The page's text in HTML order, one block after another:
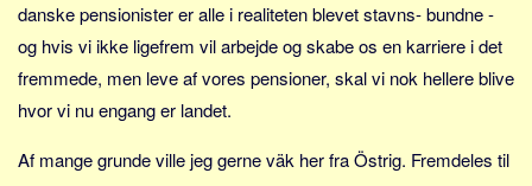
Grækenland
USA
Alle
danske pensionister er alle i realiteten blevet stavns- bundne -
og hvis vi ikke ligefrem vil arbejde og skabe os en karriere i det
fremmede, men leve af vores pensioner, skal vi nok hellere blive
hvor vi nu engang er landet.
Af mange grunde ville jeg gerne väk her fra Östrig. Fremdeles til